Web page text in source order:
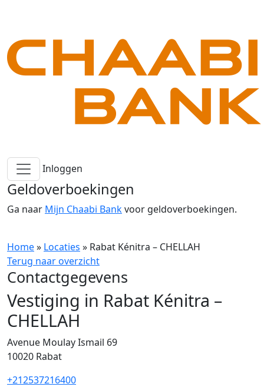
Inloggen
Geldoverboekingen
Ga naar Mijn Chaabi Bankvoor geldoverboekingen.
Home» Locaties » Rabat Kénitra – CHELLAH
Terug naar overzicht
Contactgegevens
Vestiging in Rabat Kénitra –
CHELLAH
Avenue Moulay Ismail 69
10020 Rabat
+212537216400